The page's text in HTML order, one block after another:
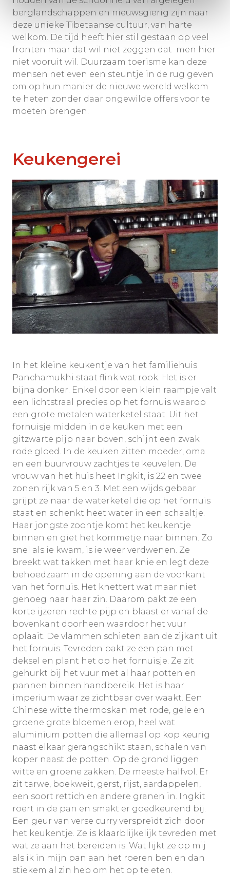
berglandschappen en nieuwsgierig zijn naar
deze unieke Tibetaanse cultuur, van harte
welkom. De tijd heeft hier stil gestaan op veel
fronten maar dat wil niet zeggen dat men hier
niet vooruit wil. Duurzaam toerisme kan deze
mensen net even een steuntje in de rug geven
om op hun manier de nieuwe wereld welkom
te heten zonder daar ongewilde offers voor te
moeten brengen.
Keukengerei
In het kleine keukentje van het familiehuis
Panchamukhi staat flink wat rook. Het is er
bijna donker. Enkel door een klein raampje valt
een lichtstraal precies op het fornuis waarop
een grote metalen waterketel staat. Uit het
fornuisje midden in de keuken met een
gitzwarte pijp naar boven, schijnt een zwak
rode gloed. In de keuken zitten moeder, oma
en een buurvrouw zachtjes te keuvelen. De
vrouw van het huis heet Ingkit, is 22 en twee
zonen rijk van 5 en 3. Met een wijds gebaar
grijpt ze naar de waterketel die op het fornuis
staat en schenkt heet water in een schaaltje.
Haar jongste zoontje komt het keukentje
binnen en giet het kommetje naar binnen. Zo
snel als ie kwam, is ie weer verdwenen. Ze
breekt wat takken met haar knie en legt deze
behoedzaam in de opening aan de voorkant
van het fornuis. Het knettert wat maar niet
genoeg naar haar zin. Daarom pakt ze een
korte ijzeren rechte pijp en blaast er vanaf de
bovenkant doorheen waardoor het vuur
oplaait. De vlammen schieten aan de zijkant uit
het fornuis. Tevreden pakt ze een pan met
deksel en plant het op het fornuisje. Ze zit
gehurkt bij het vuur met al haar potten en
pannen binnen handbereik. Het is haar
imperium waar ze zichtbaar over waakt. Een
Chinese witte thermoskan met rode, gele en
groene grote bloemen erop, heel wat
aluminium potten die allemaal op kop keurig
naast elkaar gerangschikt staan, schalen van
koper naast de potten. Op de grond liggen
witte en groene zakken. De meeste halfvol. Er
zit tarwe, boekweit, gerst, rijst, aardappelen,
een soort rettich en andere granen in. Ingkit
roert in de pan en smakt er goedkeurend bij.
Een geur van verse curry verspreidt zich door
het keukentje. Ze is klaarblijkelijk tevreden met
wat ze aan het bereiden is. Wat lijkt ze op mij
als ik in mijn pan aan het roeren ben en dan
stiekem al zin heb om het op te eten.